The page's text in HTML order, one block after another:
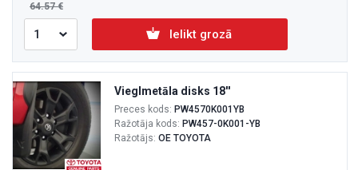
64.57
Ielikt grozā
Vieglmetāla disks 18''
Preces kods: PW4570K001YB
Ražotāja kods: PW457-0K001-YB
Ražotājs: OE TOYOTA